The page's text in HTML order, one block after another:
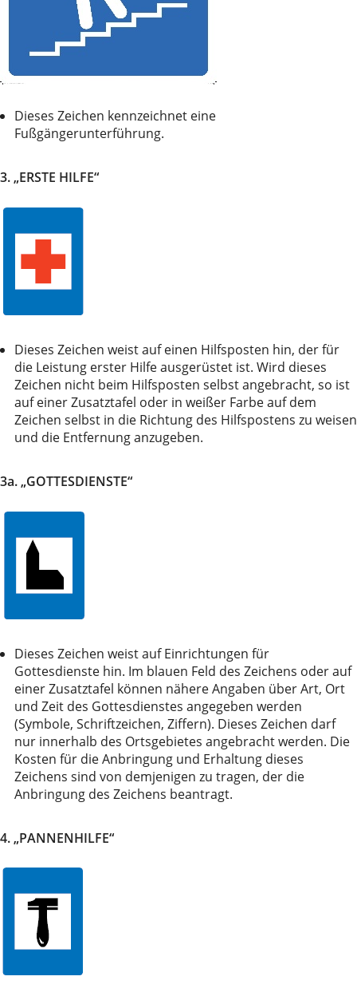
Dieses Zeichen kennzeichnet eine
Fußgängerunterführung.
3. „ERSTE HILFE“
Dieses Zeichen weist auf einen Hilfsposten hin, der für
die Leistung erster Hilfe ausgerüstet ist. Wird dieses
Zeichen nicht beim Hilfsposten selbst angebracht, so ist
auf einer Zusatztafel oder in weißer Farbe auf dem
Zeichen selbst in die Richtung des Hilfspostens zu weisen
und die Entfernung anzugeben.
3a. „GOTTESDIENSTE“
Dieses Zeichen weist auf Einrichtungen für
Gottesdienste hin. Im blauen Feld des Zeichens oder auf
einer Zusatztafel können nähere Angaben über Art, Ort
und Zeit des Gottesdienstes angegeben werden
(Symbole, Schriftzeichen, Ziffern). Dieses Zeichen darf
nur innerhalb des Ortsgebietes angebracht werden. Die
Kosten für die Anbringung und Erhaltung dieses
Zeichens sind von demjenigen zu tragen, der die
Anbringung des Zeichens beantragt.
4. „PANNENHILFE“